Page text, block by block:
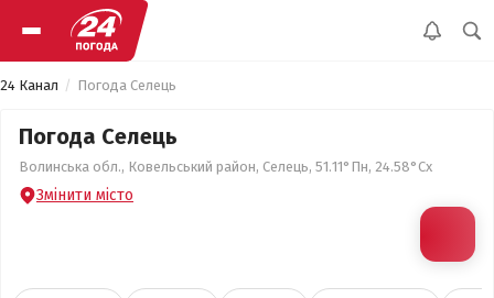
24 Канал Погода Селець
Погода Селець
Волинська обл., Ковельський район, Селець, 51.11°Пн, 24.58°Сх
Змінити місто